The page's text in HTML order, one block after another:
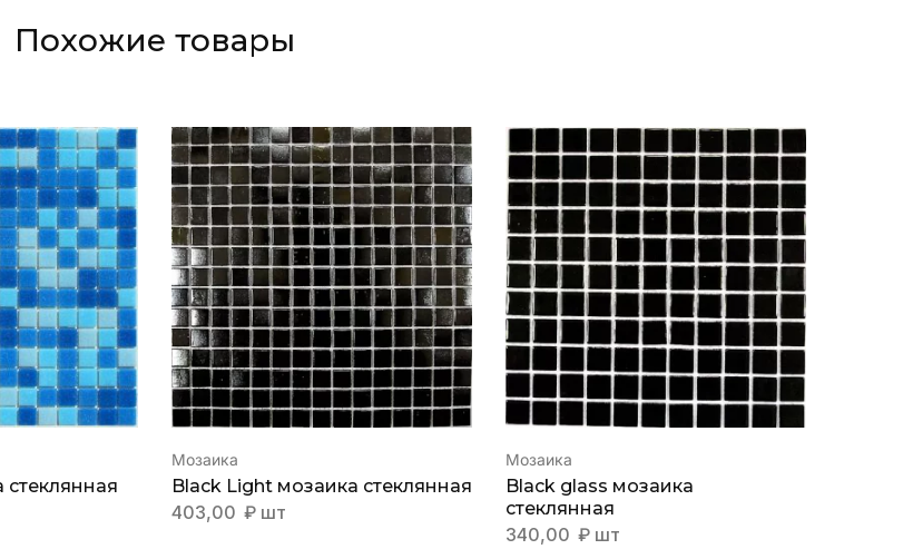
Похожие товары
стеклянная
Мозаика
Black Light мозаика стеклянная
403,00 ₽ шт
Мозаика
Black glass мозаика
стеклянная
340,00 ₽ шт